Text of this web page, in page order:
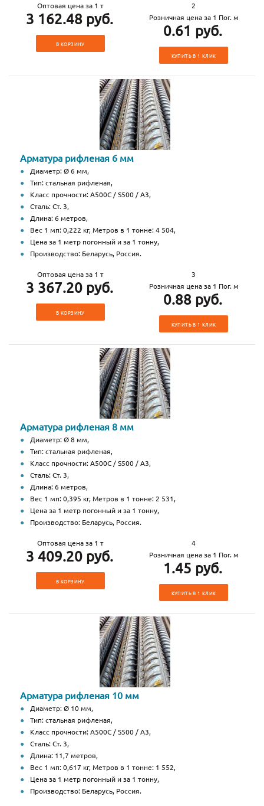
Оптовая цена за 1 т
3 162.48 руб.
В КОРЗИНУ
2
Розничная цена за 1 Пог. м
0.61 руб.
КУПИТЬ В 1 КЛИК
Арматура рифленая 6 мм
Диаметр: Ø 6 мм,
Тип: стальная рифленая,
Класс прочности: А500С / S500 / А3,
Сталь: Ст. 3,
Длина: 6 метров,
Вес 1 мп: 0,222 кг, Метров в 1 тонне: 4 504,
Цена за 1 метр погонный и за 1 тонну,
Производство: Беларусь, Россия.
Оптовая цена за 1 т
3 367.20 руб.
В КОРЗИНУ
3
Розничная цена за 1 Пог. м
0.88 руб.
КУПИТЬ В 1 КЛИК
Арматура рифленая 8 мм
Диаметр: Ø 8 мм,
Тип: стальная рифленая,
Класс прочности: А500С / S500 / А3,
Сталь: Ст. 3,
Длина: 6 метров,
Вес 1 мп: 0,395 кг, Метров в 1 тонне: 2 531,
Цена за 1 метр погонный и за 1 тонну,
Производство: Беларусь, Россия.
Оптовая цена за 1 т
3 409.20 руб.
В КОРЗИНУ
4
Розничная цена за 1 Пог. м
1.45 руб.
КУПИТЬ В 1 КЛИК
Арматура рифленая 10 мм
Диаметр: Ø 10 мм,
Тип: стальная рифленая,
Класс прочности: А500С / S500 / А3,
Сталь: Ст. 3,
Длина: 11,7 метров,
Вес 1 мп: 0,617 кг, Метров в 1 тонне: 1 552,
Цена за 1 метр погонный и за 1 тонну,
Производство: Беларусь, Россия.